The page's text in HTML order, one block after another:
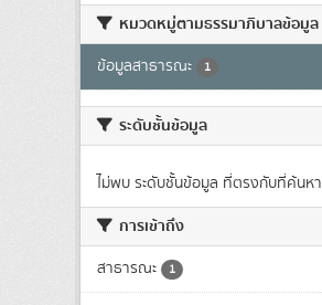
หมวดหมู่ตามธรรมาภิบาลข้อมูล
ข้อมูลสาธารณะ 1
ระดับชั้นข้อมูล
ไม่พบ ระดับชั้นข้อมูล ที่ตรงกับที่ค้นหา
การเข้าถึง
สาธารณะ 1